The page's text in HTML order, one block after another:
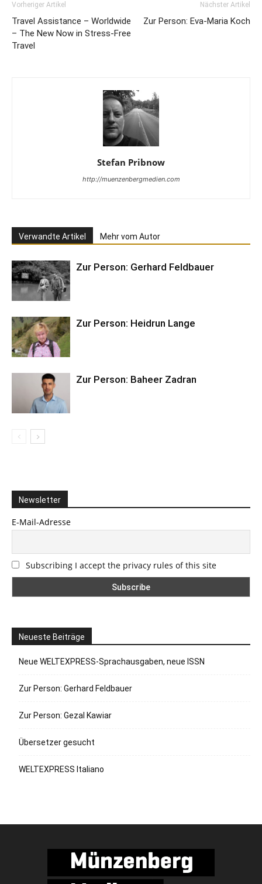
Vorheriger Artikel
Travel Assistance – Worldwide
– The New Now in Stress-Free
Travel
Nächster Artikel
Zur Person: Eva-Maria Koch
Stefan Pribnow
http://muenzenbergmedien.com
Verwandte Artikel Mehr vom Autor
Zur Person: Gerhard Feldbauer
Zur Person: Heidrun Lange
Zur Person: Baheer Zadran
Newsletter
E-Mail-Adresse
Subscribing I accept the privacy rules of this site
Neueste Beiträge
Neue WELTEXPRESS-Sprachausgaben, neue ISSN
Zur Person: Gerhard Feldbauer
Zur Person: Gezal Kawiar
Übersetzer gesucht
WELTEXPRESS Italiano